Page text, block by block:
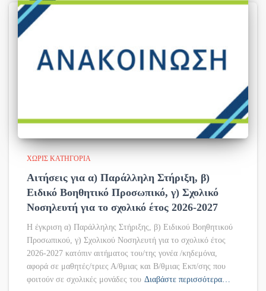
ΧΩΡΊΣ ΚΑΤΗΓΟΡΊΑ
Αιτήσεις για α) Παράλληλη Στήριξη, β)
Ειδικό Βοηθητικό Προσωπικό, γ) Σχολικό
Νοσηλευτή για το σχολικό έτος 2026-2027
Η έγκριση α) Παράλληλης Στήριξης, β) Ειδικού Βοηθητικού
Προσωπικού, γ) Σχολικού Νοσηλευτή για το σχολικό έτος
2026-2027 κατόπιν αιτήματος του/της γονέα /κηδεμόνα,
αφορά σε μαθητές/τριες Α/θμιας και Β/θμιας Εκπ/σης που
φοιτούν σε σχολικές μονάδες του Διαβάστε περισσότερα…